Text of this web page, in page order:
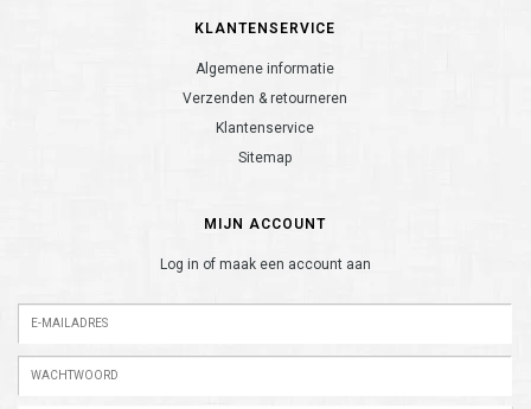
KLANTENSERVICE
Algemene informatie
Verzenden & retourneren
Klantenservice
Sitemap
MIJN ACCOUNT
Log in of maak een account aan